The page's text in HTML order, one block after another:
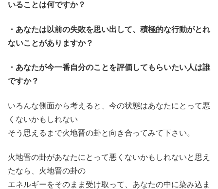
いることは何ですか？
・あなたは以前の失敗を思い出して、積極的な行動がとれ
ないことがありますか？
・あなたが今一番自分のことを評価してもらいたい人は誰
ですか？
いろんな側面から考えると、今の状態はあなたにとって悪
くないかもしれない
そう思えるまで火地晋の卦と向き合ってみて下さい。
火地晋の卦があなたにとって悪くないかもしれないと思え
たなら、火地晋の卦の
エネルギーをそのまま受け取って、あなたの中に染み込ま